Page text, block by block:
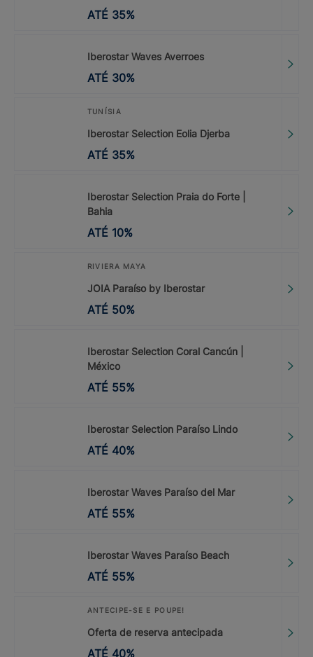
ATÉ 35%
Iberostar Waves Averroes
ATÉ 30%
TUNÍSIA
Iberostar Selection Eolia Djerba
ATÉ 35%
Iberostar Selection Praia do Forte |
Bahia
ATÉ 10%
RIVIERA MAYA
JOIA Paraíso by Iberostar
ATÉ 50%
Iberostar Selection Coral Cancún |
México
ATÉ 55%
Iberostar Selection Paraíso Lindo
ATÉ 40%
Iberostar Waves Paraíso del Mar
ATÉ 55%
Iberostar Waves Paraíso Beach
ATÉ 55%
ANTECIPE-SE E POUPE!
Oferta de reserva antecipada
ATÉ 40%